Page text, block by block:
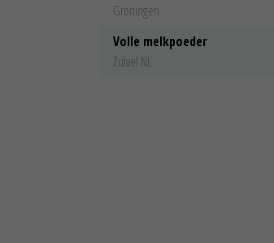
Groningen
Volle melkpoeder
Zuivel NL